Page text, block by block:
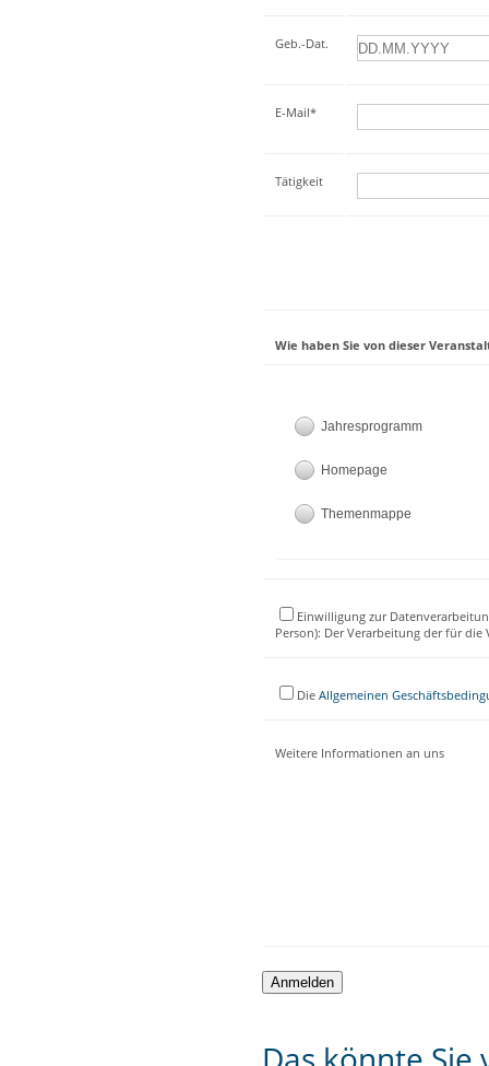
Geb.-Dat.
E-Mail*
Tätigkeit
Wie haben Sie von dieser
Jahresprogramm
Homepage
Themenmappe
Einwilligung zur
Person): Der Verarbeitung der für
Die Allgemeinen
Weitere Informationen an uns